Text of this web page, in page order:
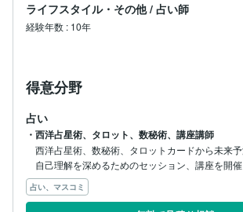
私のセッションや講座では、一方的に「
と指示することはありません。
難しい知識は必要ありません。
講座では、初心者の方でも安心して学べ
つ丁寧に解説していきます。
『自分自身という最高の羅針盤』を手に
であなたらしい人生を歩んでいくために
びを深めていきましょう！
ライフスタイル・その他 / 占い師
経験年数 : 10年
得意分野
占い
・西洋占星術、タロット、数秘術、講座講師
西洋占星術、数秘術、タロットカードから未来予
自己理解を深めるためのセッション、講座を開催
占い、マスコミ